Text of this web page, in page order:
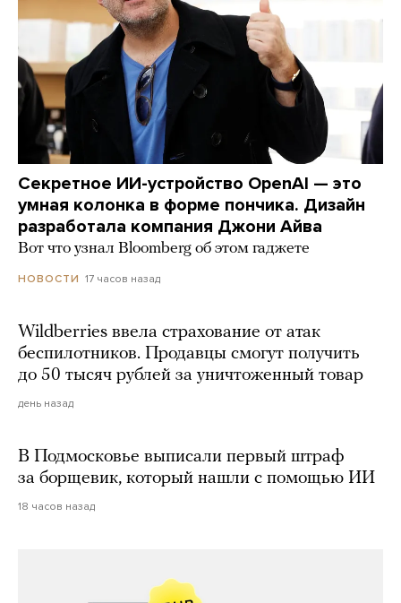
Секретное ИИ-устройство OpenAI — это
умная колонка в форме пончика. Дизайн
разработала компания Джони Айва
Вот что узнал Bloomberg об этом гаджете
НОВОСТИ 17 часов назад
Wildberries ввела страхование от атак
беспилотников. Продавцы смогут получить
до 50 тысяч рублей за уничтоженный товар
день назад
В Подмосковье выписали первый штраф
за борщевик, который нашли с помощью ИИ
18 часов назад